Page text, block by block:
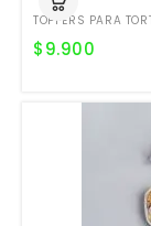
TOPPERS PARA
$9.900